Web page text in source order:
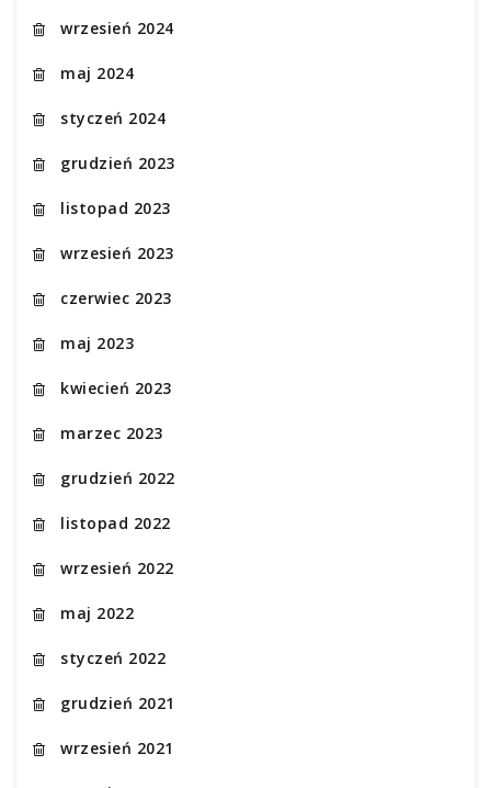
wrzesień 2024
maj 2024
styczeń 2024
grudzień 2023
listopad 2023
wrzesień 2023
czerwiec 2023
maj 2023
kwiecień 2023
marzec 2023
grudzień 2022
listopad 2022
wrzesień 2022
maj 2022
styczeń 2022
grudzień 2021
wrzesień 2021